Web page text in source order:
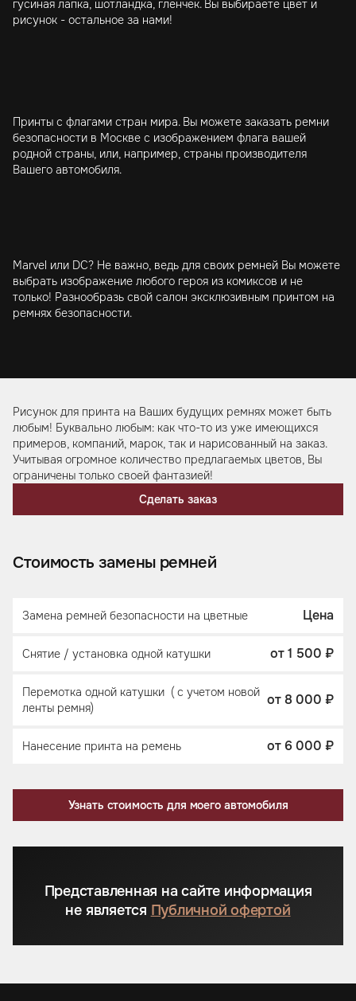
гусиная лапка, шотландка, гленчек. Вы выбираете цвет и
рисунок - остальное за нами!
Принты с флагами стран мира. Вы можете заказать ремни
безопасности в Москве с изображением флага вашей
родной страны, или, например, страны производителя
Вашего автомобиля.
Marvel или DC? Не важно, ведь для своих ремней Вы можете
выбрать изображение любого героя из комиксов и не
только! Разнообразь свой салон эксклюзивным принтом на
ремнях безопасности.
Рисунок для принта на Ваших будущих ремнях может быть
любым! Буквально любым: как что-то из уже имеющихся
примеров, компаний, марок, так и нарисованный на заказ.
Учитывая огромное количество предлагаемых цветов, Вы
ограничены только своей фантазией!
Сделать заказ
Стоимость замены ремней
Замена ремней безопасности на цветные Цена
Снятие / установка одной катушки от 1 500 ₽
Перемотка одной катушки ( с учетом новой
ленты ремня)
от 8 000 ₽
Нанесение принта на ремень от 6 000 ₽
Узнать стоимость для моего автомобиля
Представленная на сайте информация
не является Публичной офертой